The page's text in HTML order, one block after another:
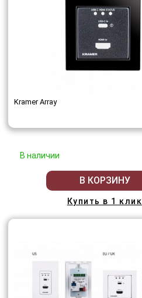
Kramer Array
В наличии
В КОРЗИНУ
Купить в 1 клик